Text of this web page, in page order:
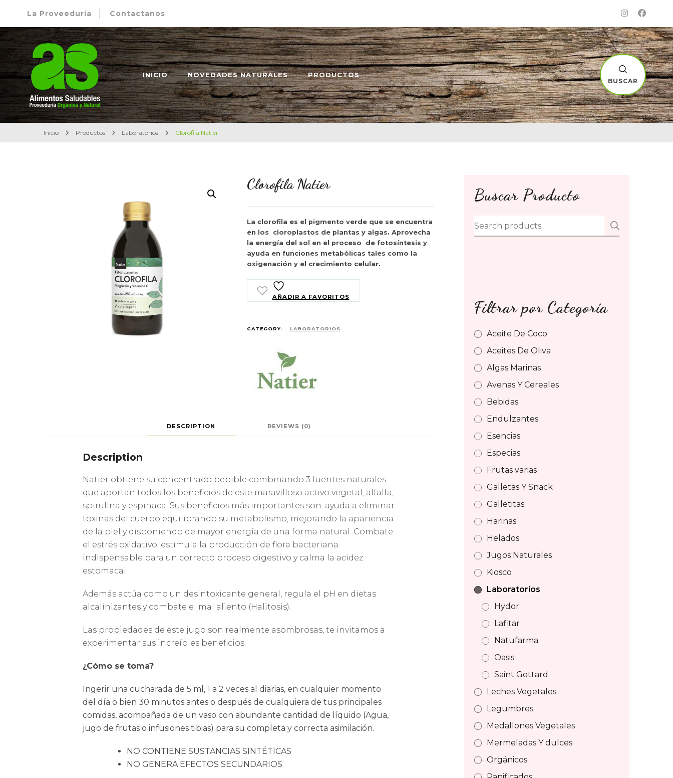
La Proveeduría Contactanos
Alimentos Saludables – Dietética en Rosario
Proveeduría Orgánica y Natural INICIO NOVEDADES NATURALES PRODUCTOS
BUSCAR
Inicio Productos Laboratorios Clorofila Natier
Clorofila Natier
La clorofila es el pigmento verde que se encuentra
en los cloroplastos de plantas y algas. Aprovecha
la energía del sol en el proceso de fotosíntesis y
ayuda en funciones metabólicas tales como la
oxigenación y el crecimiento celular.
AÑADIR A FAVORITOS
CATEGORY: LABORATORIOS
DESCRIPTION REVIEWS (0)
Description
Natier obtiene su concentrado bebible combinando 3 fuentes naturales
que aportan todos los beneficios de este maravilloso activo vegetal; alfalfa,
spirulina y espinaca. Sus beneficios más importantes son: ayuda a eliminar
toxinas del cuerpo equilibrando su metabolismo, mejorando la apariencia
de la piel y disponiendo de mayor energía de una forma natural. Combate
el estrés oxidativo, estimula la producción de flora bacteriana
indispensable para un correcto proceso digestivo y calma la acidez
estomacal.
Además actúa como un desintoxicante general, regula el pH en dietas
alcalinizantes y combate el mal aliento (Halitosis).
Las propiedades de este jugo son realmente asombrosas, te invitamos a
experimentar sus increíbles beneficios.
¿Cómo se toma?
Ingerir una cucharada de 5 ml, 1 a 2 veces al diarias, en cualquier momento
del día o bien 30 minutos antes o después de cualquiera de tus principales
comidas, acompañada de un vaso con abundante cantidad de líquido (Agua,
jugo de frutas o infusiones tibias) para su completa y correcta asimilación.
NO CONTIENE SUSTANCIAS SINTÉTICAS
NO GENERA EFECTOS SECUNDARIOS
Buscar Producto
Search
for:
Filtrar por Categoría
Aceite De Coco
Aceites De Oliva
Algas Marinas
Avenas Y Cereales
Bebidas
Endulzantes
Esencias
Especias
Frutas varias
Galletas Y Snack
Galletitas
Harinas
Helados
Jugos Naturales
Kiosco
Laboratorios
Hydor
Lafitar
Natufarma
Oasis
Saint Gottard
Leches Vegetales
Legumbres
Medallones Vegetales
Mermeladas Y dulces
Orgánicos